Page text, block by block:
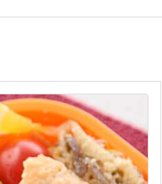
サイド


検索